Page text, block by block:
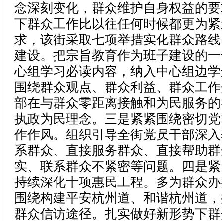
念深刻变化，群众维护自身权益的
下群众工作比以往任何时候都更为
求，该街采取七项举措实化群众路
建设。把宗旨教育作为班子建设的
心组学习必读内容，纳入中心组边
围绕群众观点、群众利益、群众工
部在与群众零距离接触和为民服务
执政为民理念。三是紧紧围绕密切
作作风。组织引导全街党员干部深
系群众、直接服务群众、直接帮助
实、联系群众不紧密等问题。四是
持续深化十项惠民工程。多为群众
围绕构建平安杭州道、和谐杭州道
群众信访途径。扎实做好新形势下